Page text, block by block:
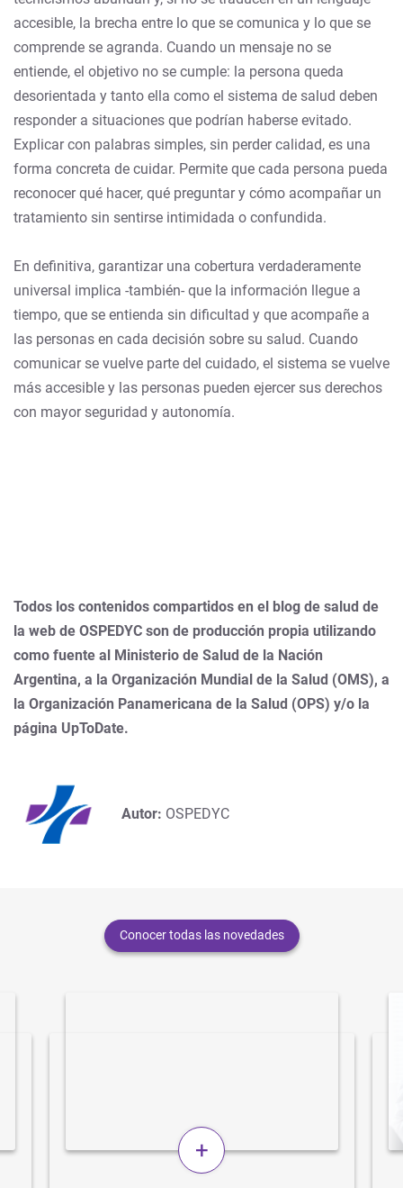
accesible, la brecha entre lo que se comunica y lo que se
comprende se agranda. Cuando un mensaje no se
entiende, el objetivo no se cumple: la persona queda
desorientada y tanto ella como el sistema de salud deben
responder a situaciones que podrían haberse evitado.
Explicar con palabras simples, sin perder calidad, es una
forma concreta de cuidar. Permite que cada persona pueda
reconocer qué hacer, qué preguntar y cómo acompañar un
tratamiento sin sentirse intimidada o confundida.
En definitiva, garantizar una cobertura verdaderamente
universal implica -también- que la información llegue a
tiempo, que se entienda sin dificultad y que acompañe a
las personas en cada decisión sobre su salud. Cuando
comunicar se vuelve parte del cuidado, el sistema se vuelve
más accesible y las personas pueden ejercer sus derechos
con mayor seguridad y autonomía.
Todos los contenidos compartidos en el blog de salud de
la web de OSPEDYC son de producción propia utilizando
como fuente al Ministerio de Salud de la Nación
Argentina, a la Organización Mundial de la Salud (OMS), a
la Organización Panamericana de la Salud (OPS) y/o la
página UpToDate.
Autor: OSPEDYC
Conocer todas las novedades
+